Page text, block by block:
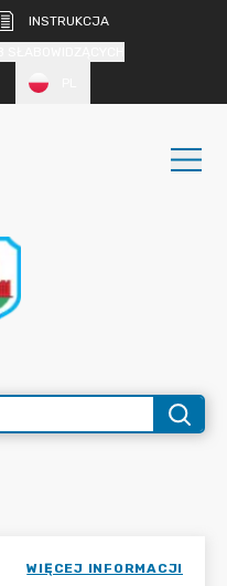
INSTRUKCJA
WIĘCEJ INFORMACJI